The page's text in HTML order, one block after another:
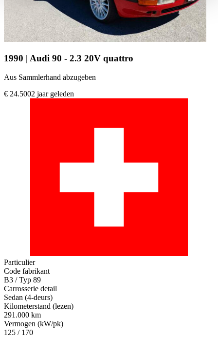
haben oder die sie im Rahmen Ihrer Nutzung der Dienste
gesammelt haben.
Datenschutzerklärung
1990 | Audi 90 - 2.3 20V quattro
Aus Sammlerhand abzugeben
€ 24.5002 jaar geleden
Particulier
Code fabrikant
B3 / Typ 89
Carrosserie detail
Sedan (4-deurs)
Kilometerstand (lezen)
291.000 km
Vermogen (kW/pk)
125 / 170